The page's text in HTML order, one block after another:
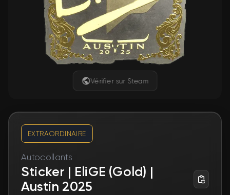
Vérifier sur Steam
EXTRAORDINAIRE
Autocollants
Sticker | EliGE (Gold) |
Austin 2025